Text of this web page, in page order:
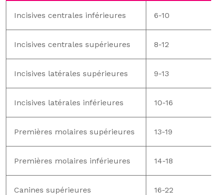
Incisives centrales inférieures 6-10
Incisives centrales supérieures 8-12
Incisives latérales supérieures 9-13
Incisives latérales inférieures 10-16
Premières molaires supérieures 13-19
Premières molaires inférieures 14-18
Canines supérieures 16-22